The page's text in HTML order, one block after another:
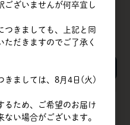
ございませんが何卒宜し
つきましても、上記と同
ただきますのでご了承く
きましては、8月4日(火)
ため、ご希望のお届け
ない場合がございます。